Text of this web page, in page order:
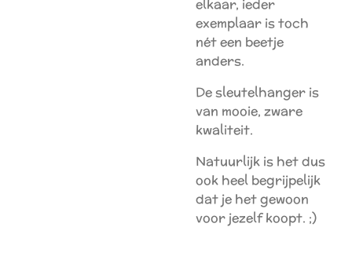
elkaar, ieder
exemplaar is toch
nét een beetje
anders.
De sleutelhanger is
van mooie, zware
kwaliteit.
Natuurlijk is het dus
ook heel begrijpelijk
dat je het gewoon
voor jezelf koopt. ;)